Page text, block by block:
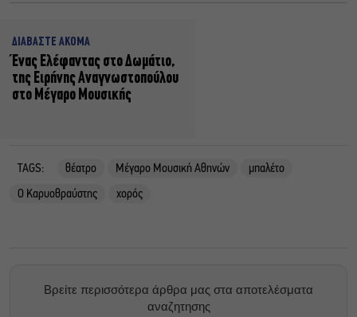
ΔΙΑΒΑΣΤΕ ΑΚΟΜΑ
Ένας Ελέφαντας στο Δωμάτιο,
της Ειρήνης Αναγνωστοπούλου
στο Μέγαρο Μουσικής
TAGS: θέατρο Μέγαρο Μουσική Αθηνών
μπαλέτο
Ο Καρυοθραύστης
χορός
Βρείτε περισσότερα άρθρα μας στα αποτελέσματα
αναζητησης